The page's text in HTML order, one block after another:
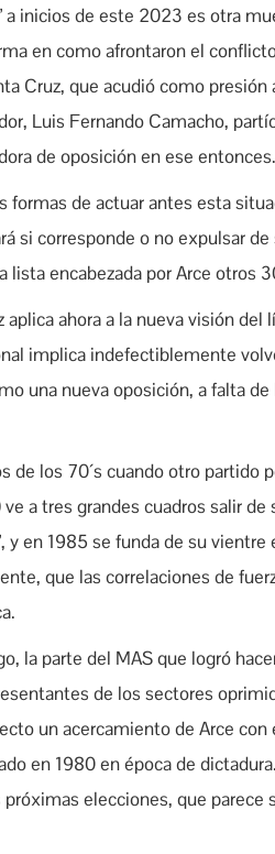
a inicios de este 2023 es otra
en como afrontaron el
Cruz, que acudió como presión
Luis Fernando Camacho,
de oposición en ese entonces.
formas de actuar antes esta
si corresponde o no expulsar de
encabezada por Arce otros
ahora a la nueva visión
implica indefectiblemente
una nueva oposición, a falta
de los 70´s cuando otro
a tres grandes cuadros salir
y en 1985 se funda de su
que las correlaciones de
la parte del MAS que logró
de los sectores
un acercamiento de Arce con
en 1980 en época de
elecciones, que parece